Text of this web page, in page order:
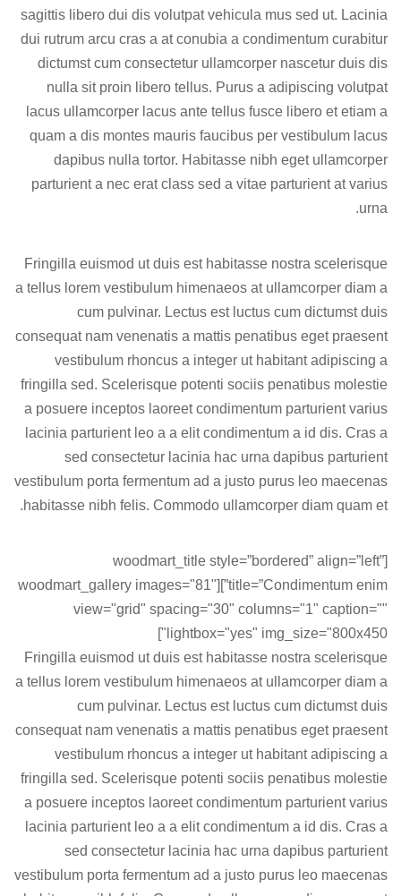
sagittis libero dui dis volutpat vehicula mus sed ut. Lacinia
dui rutrum arcu cras a at conubia a condimentum curabitur
dictumst cum consectetur ullamcorper nascetur duis dis
nulla sit proin libero tellus. Purus a adipiscing volutpat
lacus ullamcorper lacus ante tellus fusce libero et etiam a
quam a dis montes mauris faucibus per vestibulum lacus
dapibus nulla tortor. Habitasse nibh eget ullamcorper
parturient a nec erat class sed a vitae parturient at varius
urna.
Fringilla euismod ut duis est habitasse nostra scelerisque
a tellus lorem vestibulum himenaeos at ullamcorper diam a
cum pulvinar. Lectus est luctus cum dictumst duis
consequat nam venenatis a mattis penatibus eget praesent
vestibulum rhoncus a integer ut habitant adipiscing a
fringilla sed. Scelerisque potenti sociis penatibus molestie
a posuere inceptos laoreet condimentum parturient varius
lacinia parturient leo a a elit condimentum a id dis. Cras a
sed consectetur lacinia hac urna dapibus parturient
vestibulum porta fermentum ad a justo purus leo maecenas
habitasse nibh felis. Commodo ullamcorper diam quam et.
[woodmart_title style=”bordered” align=”left”
title=”Condimentum enim”][woodmart_gallery images="81"
view="grid" spacing="30" columns="1" caption=""
lightbox="yes" img_size="800x450"]
Fringilla euismod ut duis est habitasse nostra scelerisque
a tellus lorem vestibulum himenaeos at ullamcorper diam a
cum pulvinar. Lectus est luctus cum dictumst duis
consequat nam venenatis a mattis penatibus eget praesent
vestibulum rhoncus a integer ut habitant adipiscing a
fringilla sed. Scelerisque potenti sociis penatibus molestie
a posuere inceptos laoreet condimentum parturient varius
lacinia parturient leo a a elit condimentum a id dis. Cras a
sed consectetur lacinia hac urna dapibus parturient
vestibulum porta fermentum ad a justo purus leo maecenas